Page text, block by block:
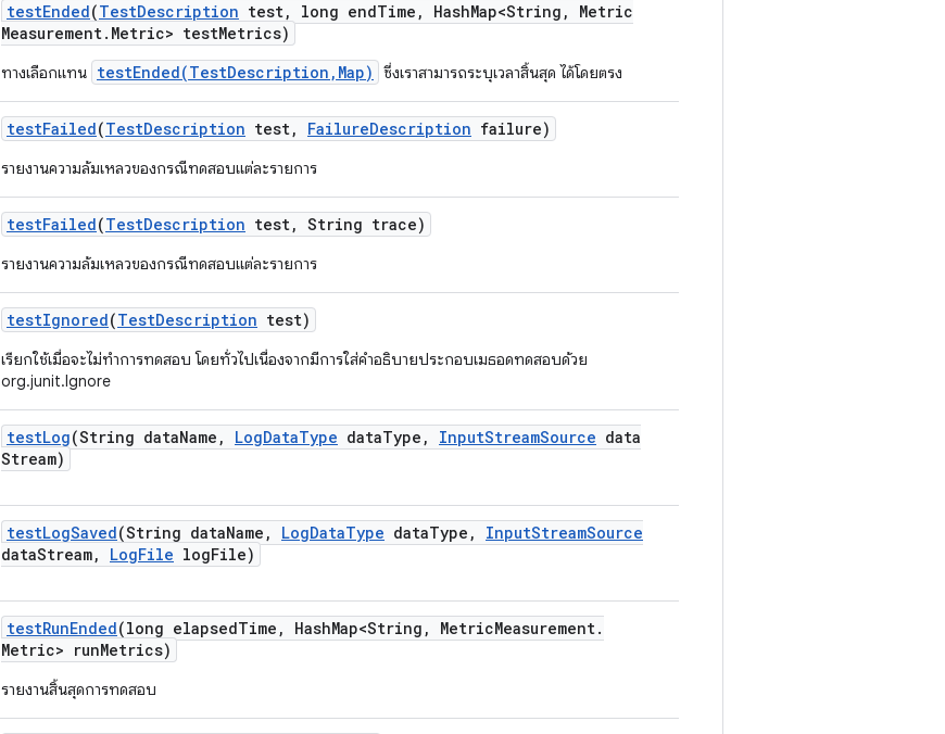
testEnded(TestDescription test, long endTime , HashMap<String ,
Metric
Measurement. Metric> testMetrics)
ทางเลือกแทน testEnded(TestDescription,Map) ซึ่งเราสามารถระบุเวลาสิ้นสุด ได้โดยตรง
testFailed(TestDescription test, FailureDescription failure)
รายงานความล้มเหลวของกรณีทดสอบแต่ละรายการ
testFailed(TestDescription test, String trace)
รายงานความล้มเหลวของกรณีทดสอบแต่ละรายการ
testIgnored(TestDescription test)
เรียกใช้เมื่อจะไม่ทำการทดสอบ โดยทั่วไปเนื่องจากมีการใส่คำอธิบายประกอบเมธอดทดสอบด้วย
org.junit.Ignore
testLog(String dataName , LogDataType dataType , InputStreamSource data
Stream)
testLogSaved(String dataName , LogDataType dataType , InputStreamSource
dataStream, LogFile logFile)
testRunEnded(long elapsedTime , HashMap<String , MetricMeasurement.
Metric> runMetrics)
รายงานสิ้นสุดการทดสอบ